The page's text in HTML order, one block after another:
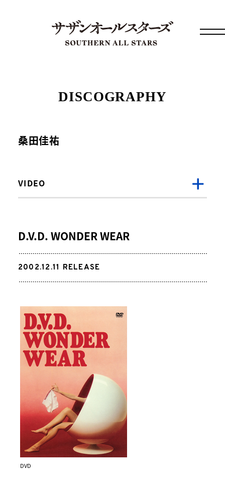
DISCOGRAPHY
桑田佳祐
VIDEO
D.V.D. WONDER WEAR
2002.12.11 RELEASE
DVD